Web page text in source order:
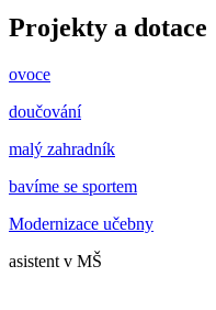
Projekty a dotace
ovoce
doučování
malý zahradník
bavíme se sportem
Modernizace učebny
asistent v MŠ